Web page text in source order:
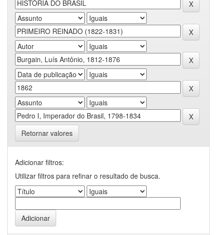
Retornar valores
Adicionar filtros:
Utilizar filtros para refinar o resultado de busca.